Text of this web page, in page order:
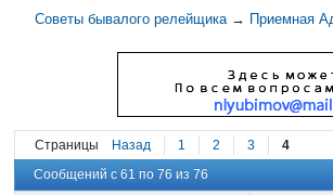
Советы бывалого релейщика → Приемная
Страницы Назад 1 2 3
4
Сообщений с 61 по 76 из 76